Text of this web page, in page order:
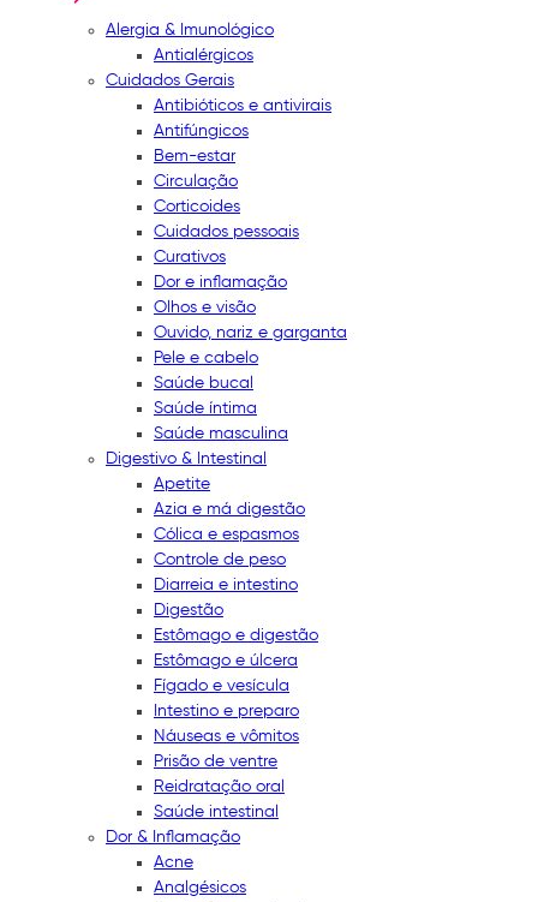
Alergia & Imunológico
Antialérgicos
Cuidados Gerais
Antibióticos e antivirais
Antifúngicos
Bem-estar
Circulação
Corticoides
Cuidados pessoais
Curativos
Dor e inflamação
Olhos e visão
Ouvido, nariz e garganta
Pele e cabelo
Saúde bucal
Saúde íntima
Saúde masculina
Digestivo & Intestinal
Apetite
Azia e má digestão
Cólica e espasmos
Controle de peso
Diarreia e intestino
Digestão
Estômago e digestão
Estômago e úlcera
Fígado e vesícula
Intestino e preparo
Náuseas e vômitos
Prisão de ventre
Reidratação oral
Saúde intestinal
Dor & Inflamação
Acne
Analgésicos